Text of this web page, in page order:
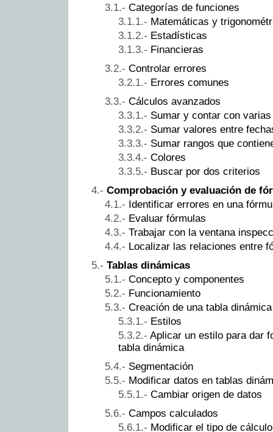
Categorías de funciones
Matemáticas y
Estadísticas
Financieras
Controlar errores
Errores comunes
Cálculos avanzados
Sumar y contar con
Sumar valores entre
Sumar rangos que
Colores
Buscar por dos criterios
Comprobación y evaluación de
Identificar errores en una
Evaluar fórmulas
Trabajar con la ventana
Localizar las relaciones entre
Tablas dinámicas
Concepto y componentes
Funcionamiento
Creación de una tabla dinámica
Estilos
Aplicar un estilo para dar
tabla dinámica
Segmentación
Modificar datos en tablas
Cambiar origen de datos
Campos calculados
Modificar el tipo de cálculo